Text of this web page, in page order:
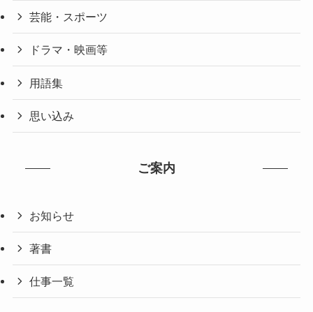
芸能・スポーツ
ドラマ・映画等
用語集
思い込み
ご案内
お知らせ
著書
仕事一覧